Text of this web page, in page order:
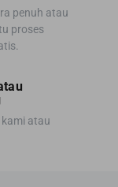
penuh atau
proses
atau